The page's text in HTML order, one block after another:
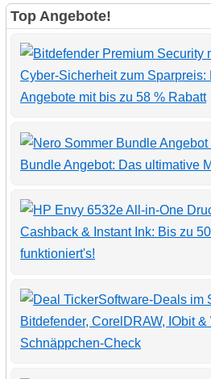
Top Angebote!
Cyber-Sicherheit zum Sparpreis:
Angebote mit bis zu 58 % Rabatt
Bundle Angebot: Das ultimative
Cashback & Instant Ink: Bis zu
funktioniert's!
Software-Deals im
Bitdefender, CorelDRAW, IObit
Schnäppchen-Check